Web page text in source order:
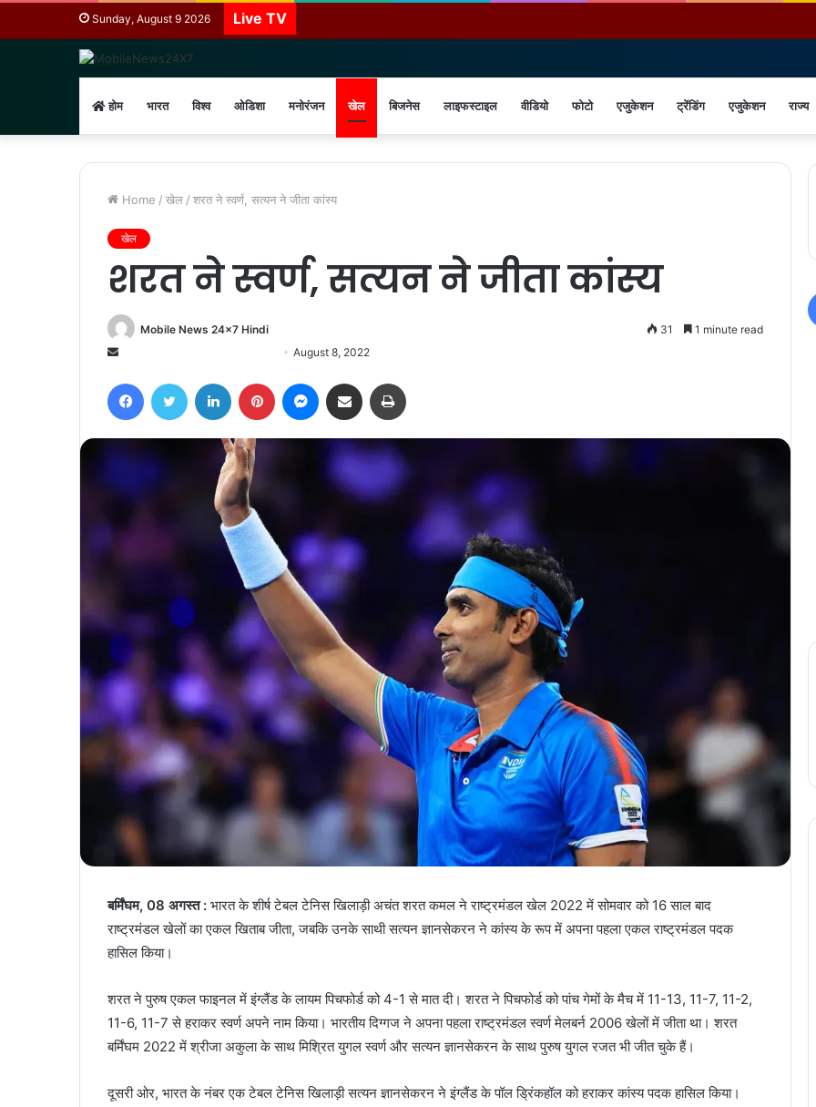
Sunday, August 9 2026 Live TV
होम भारत विश्व ओडिशा मनोरंजन खेल बिजनेस लाइफस्टाइल वीडियो फोटो एजुकेशन ट्रेंडिंग एजुकेशन राज्य
Home / खेल / शरत ने स्वर्ण, सत्यन ने जीता कांस्य
खेल
शरत ने स्वर्ण, सत्यन ने जीता कांस्य
Mobile News 24x7 Hindi
Send
email
August 8, 2022
31 1 minute read
FacebookTwitter LinkedIn Pinterest Messenger
Share via Email
बर्मिंघम, 08 अगस्त : भारत के शीर्ष टेबल टेनिस खिलाड़ी अचंत शरत कमल ने राष्ट्रमंडल खेल 2022 में सोमवार को 16 साल बाद
राष्ट्रमंडल खेलों का एकल खिताब जीता, जबकि उनके साथी सत्यन ज्ञानसेकरन ने कांस्य के रूप में अपना पहला एकल राष्ट्रमंडल पदक
हासिल किया।
शरत ने पुरुष एकल फाइनल में इंग्लैंड के लायम पिचफोर्ड को 4-1 से मात दी। शरत ने पिचफोर्ड को पांच गेमों के मैच में 11-13, 11-7, 11-2,
11-6, 11-7 से हराकर स्वर्ण अपने नाम किया। भारतीय दिग्गज ने अपना पहला राष्ट्रमंडल स्वर्ण मेलबर्न 2006 खेलों में जीता था। शरत
बर्मिंघम 2022 में श्रीजा अकुला के साथ मिश्रित युगल स्वर्ण और सत्यन ज्ञानसेकरन के साथ पुरुष युगल रजत भी जीत चुके हैं।
दूसरी ओर, भारत के नंबर एक टेबल टेनिस खिलाड़ी सत्यन ज्ञानसेकरन ने इंग्लैंड के पॉल ड्रिंकहॉल को हराकर कांस्य पदक हासिल किया।